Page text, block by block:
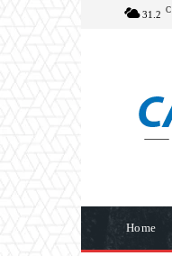
31.2 C
Home